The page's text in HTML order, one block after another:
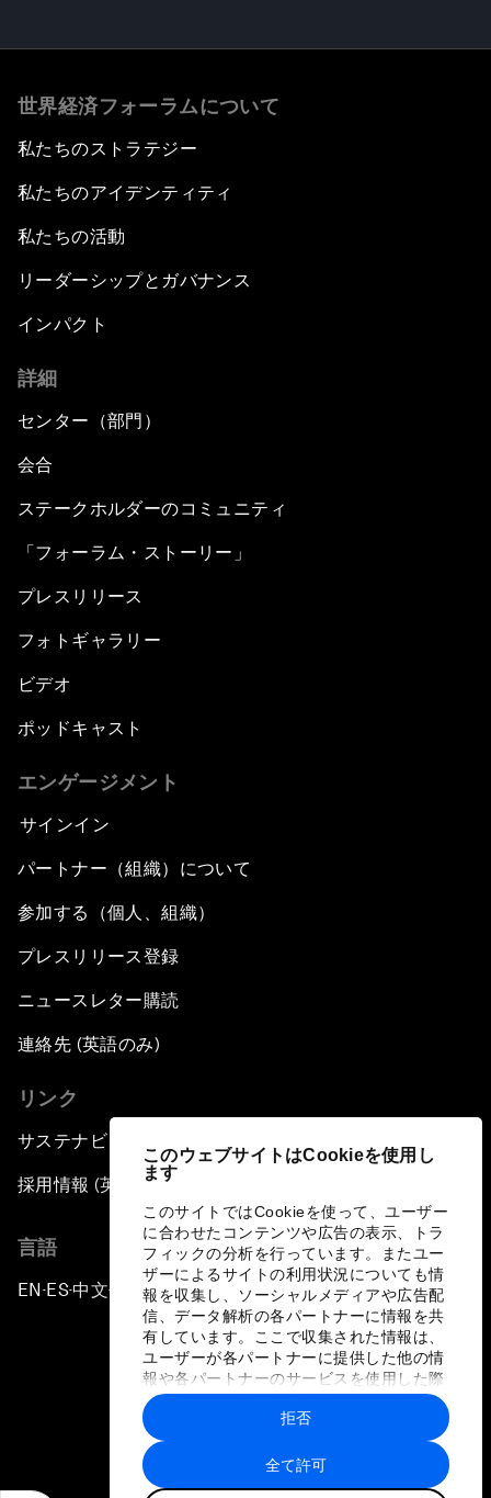
このウェブサイトはCookieを使用し
ます
このサイトではCookieを使って、ユーザー
に合わせたコンテンツや広告の表示、トラ
フィックの分析を行っています。またユー
ザーによるサイトの利用状況についても情
報を収集し、ソーシャルメディアや広告配
信、データ解析の各パートナーに情報を共
有しています。ここで収集された情報は、
ユーザーが各パートナーに提供した他の情
報や各パートナーのサービスを使用した際
に収集された情報と組み合わされ、各パー
トナーによって使用されることがありま
す。
全て許可
拒否
世界経済フォーラムについて
私たちのストラテジー
私たちのアイデンティティ
私たちの活動
リーダーシップとガバナンス
インパクト
詳細
センター（部門）
会合
ステークホルダーのコミュニティ
「フォーラム・ストーリー」
プレスリリース
フォトギャラリー
ビデオ
ポッドキャスト
エンゲージメント
サインイン
パートナー（組織）について
参加する（個人、組織）
プレスリリース登録
ニュースレター購読
連絡先 (英語のみ)
リンク
サステナビリティへの取り組み
採用情報 (英語のみ)
言語
EN ▪ES▪中文▪ 日本語
プライバシーポリシーと利用規約
サイトマップ